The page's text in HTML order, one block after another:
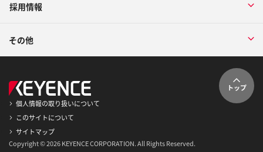
採用情報
その他
トップ
個人情報の取り扱いについて
このサイトについて
サイトマップ
Copyright © 2026 KEYENCE CORPORATION. All Rights Reserved.